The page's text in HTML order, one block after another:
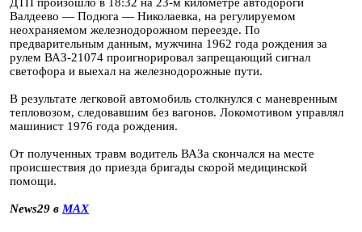
Валдеево — Подюга — Николаевка, на регулируемом
неохраняемом железнодорожном переезде. По
предварительным данным, мужчина 1962 года рождения за
рулем ВАЗ-21074 проигнорировал запрещающий сигнал
светофора и выехал на железнодорожные пути.
В результате легковой автомобиль столкнулся с маневренным
тепловозом, следовавшим без вагонов. Локомотивом управлял
машинист 1976 года рождения.
От полученных травм водитель ВАЗа скончался на месте
происшествия до приезда бригады скорой медицинской
помощи.
News29 в MAX